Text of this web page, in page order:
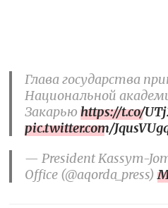
Глава государства
Национальной
Закарьюhttps://t.co/
pic.twitter.com/
— President Kassym-
Office (@aqorda_press)